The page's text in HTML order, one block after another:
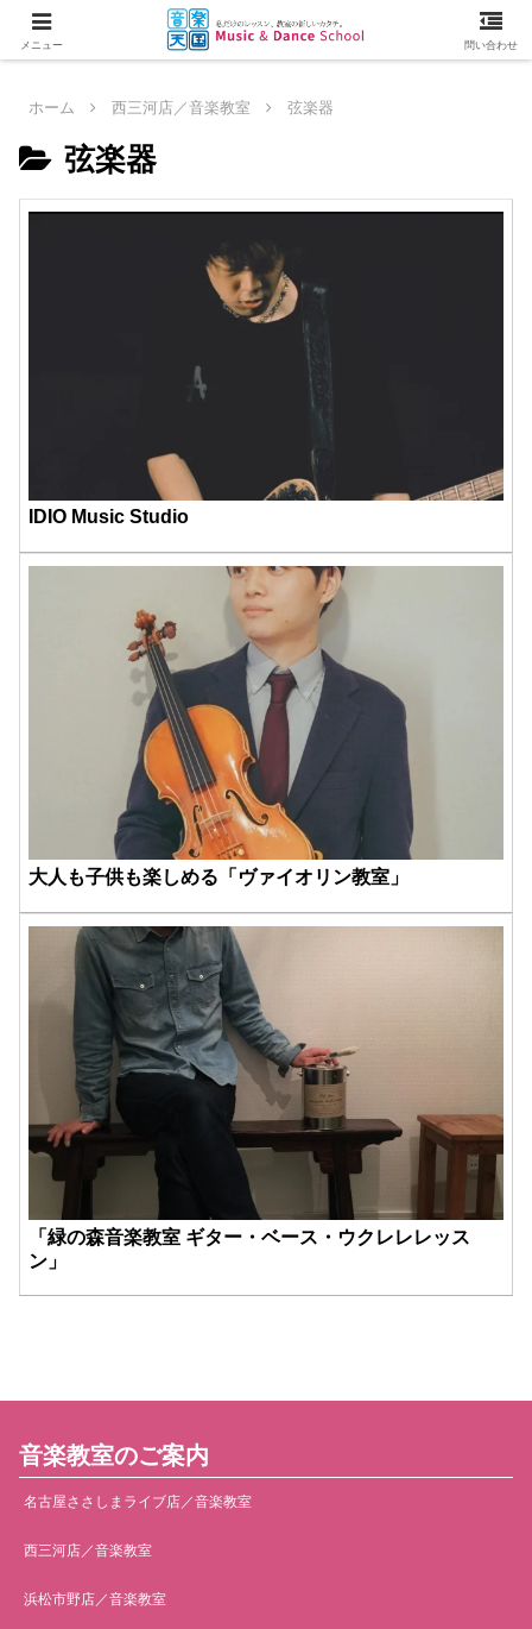
ホーム 西三河店／音楽教室 弦楽器
弦楽器
IDIO Music Studio
大人も子供も楽しめる「ヴァイオリン教室」
「緑の森音楽教室 ギター・ベース・ウクレレレッス
ン」
音楽教室のご案内
名古屋ささしまライブ店／音楽教室
西三河店／音楽教室
浜松市野店／音楽教室
メニュー 問い合わせ